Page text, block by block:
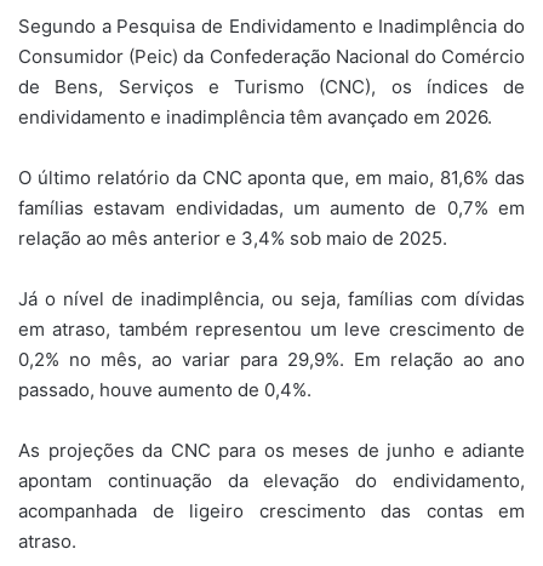
Segundo a Pesquisa de Endividamento e Inadimplência do
Consumidor (Peic) da Confederação Nacional do Comércio
de Bens, Serviços e Turismo (CNC), os índices de
endividamento e inadimplência têm avançado em 2026.
O último relatório da CNC aponta que, em maio, 81,6% das
famílias estavam endividadas, um aumento de 0,7% em
relação ao mês anterior e 3,4% sob maio de 2025.
Já o nível de inadimplência, ou seja, famílias com dívidas
em atraso, também representou um leve crescimento de
0,2% no mês, ao variar para 29,9%. Em relação ao ano
passado, houve aumento de 0,4%.
As projeções da CNC para os meses de junho e adiante
apontam continuação da elevação do endividamento,
acompanhada de ligeiro crescimento das contas em
atraso.